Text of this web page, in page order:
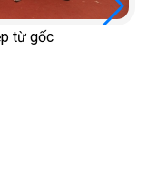
từ gốc